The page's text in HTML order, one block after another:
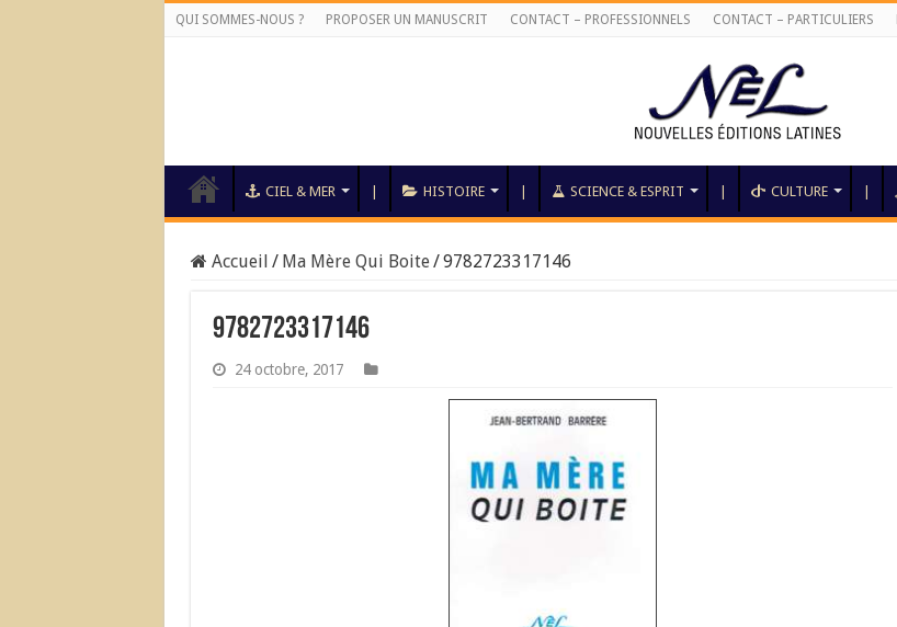
QUI SOMMES-NOUS ? PROPOSER UN MANUSCRIT CONTACT – PROFESSIONNELS CONTACT – PARTICULIERS
CIEL & MER HISTOIRE SCIENCE & ESPRIT CULTURE
Accueil / Ma Mère Qui Boite/9782723317146
9782723317146
24 octobre, 2017